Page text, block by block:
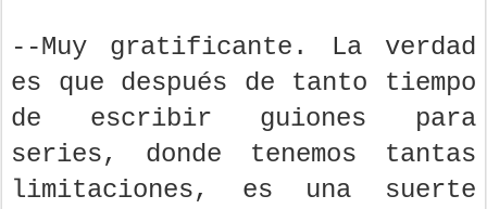
--Muy gratificante. La verdad
es que después de tanto tiempo
de escribir guiones para
series, donde tenemos tantas
limitaciones, es una suerte